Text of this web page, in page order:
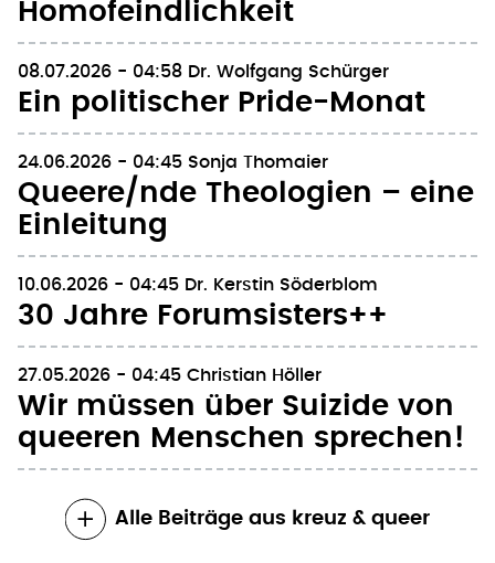
Homofeindlichkeit
08.07.2026 - 04:58 Dr. Wolfgang Schürger
Ein politischer Pride-Monat
24.06.2026 - 04:45 Sonja Thomaier
Queere/nde Theologien – eine
Einleitung
10.06.2026 - 04:45 Dr. Kerstin Söderblom
30 Jahre Forumsisters++
27.05.2026 - 04:45 Christian Höller
Wir müssen über Suizide von
queeren Menschen sprechen!
Alle Beiträge aus kreuz & queer